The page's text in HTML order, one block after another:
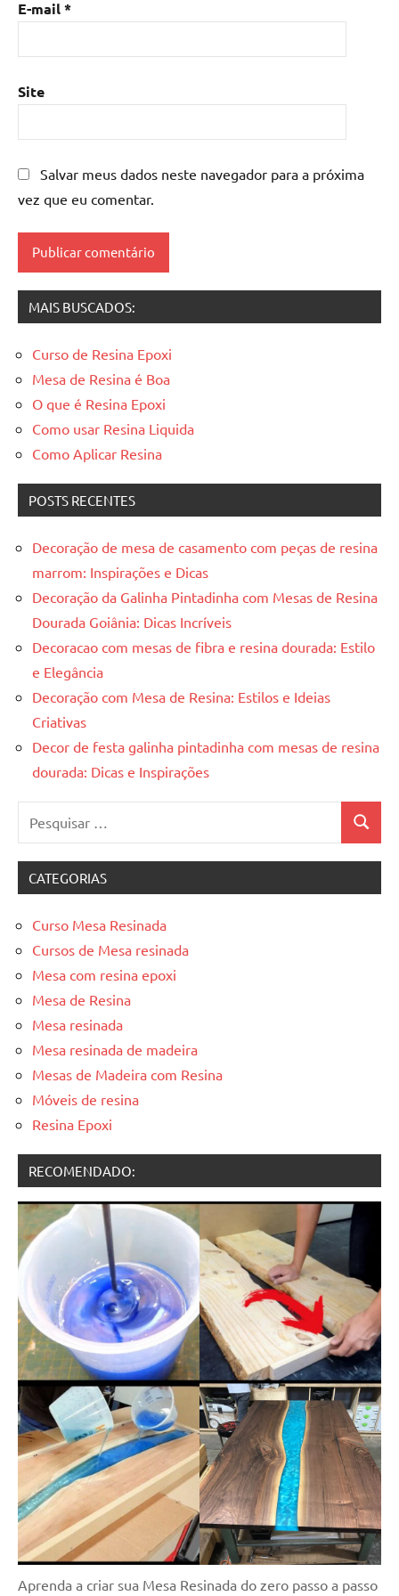
de
epoxi,
mesa
resinada,
madeira
mesas
resinadas
E-mail*
Site
Salvar meus dados neste navegador para a próxima
vez que eu comentar.
MAIS BUSCADOS:
Curso de Resina Epoxi
Mesa de Resina é Boa
O que é Resina Epoxi
Como usar Resina Liquida
Como Aplicar Resina
POSTS RECENTES
Decoração de mesa de casamento com peças de resina
marrom: Inspirações e Dicas
Decoração da Galinha Pintadinha com Mesas de Resina
Dourada Goiânia: Dicas Incríveis
Decoracao com mesas de fibra e resina dourada: Estilo
e Elegância
Decoração com Mesa de Resina: Estilos e Ideias
Criativas
Decor de festa galinha pintadinha com mesas de resina
dourada: Dicas e Inspirações
CATEGORIAS
Curso Mesa Resinada
Cursos de Mesa resinada
Mesa com resina epoxi
Mesa de Resina
Mesa resinada
Mesa resinada de madeira
Mesas de Madeira com Resina
Móveis de resina
Resina Epoxi
RECOMENDADO:
Aprenda a criar sua Mesa Resinada do zero passo a passo